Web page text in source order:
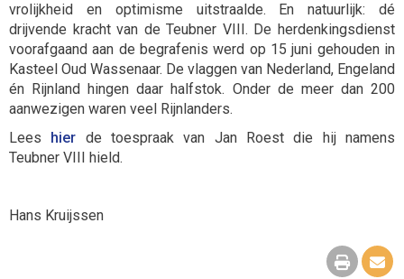
vrolijkheid en optimisme uitstraalde. En natuurlijk: dé
drijvende kracht van de Teubner VIII. De herdenkingsdienst
voorafgaand aan de begrafenis werd op 15 juni gehouden in
Kasteel Oud Wassenaar. De vlaggen van Nederland, Engeland
én Rijnland hingen daar halfstok. Onder de meer dan 200
aanwezigen waren veel Rijnlanders.
Lees hier de toespraak van Jan Roest die hij namens
Teubner VIII hield.
Hans Kruijssen